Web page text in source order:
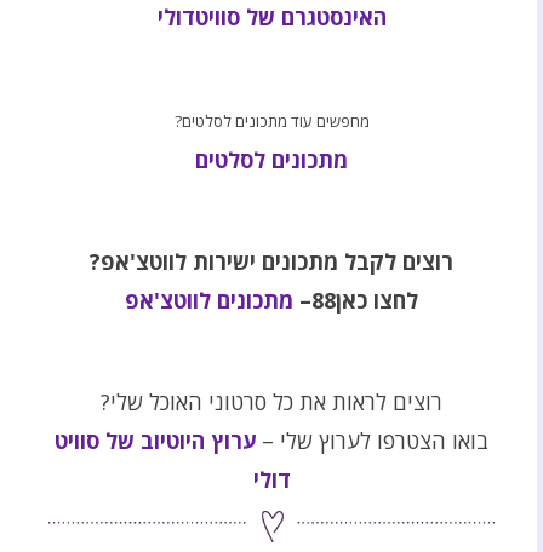
האינסטגרם של סוויטדולי
מחפשים עוד מתכונים לסלטים?
מתכונים לסלטים
רוצים לקבל מתכונים ישירות לווטצ'אפ?
לחצו כאן88–
מתכונים לווטצ'אפ
רוצים לראות את כל סרטוני האוכל שלי?
בואו הצטרפו לערוץ שלי – ערוץ היוטיוב של סוויט
דולי